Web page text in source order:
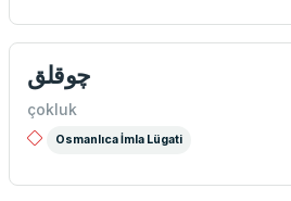
چوقلق
çokluk
Osmanlıca İmla Lügati